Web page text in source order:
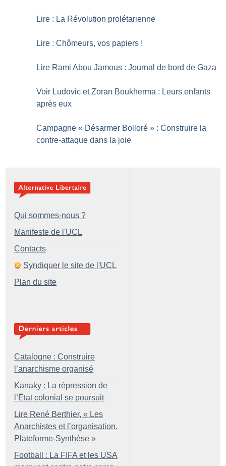
Lire : La Révolution prolétarienne
Lire : Chômeurs, vos papiers !
Lire Rami Abou Jamous : Journal de bord de Gaza
Voir Ludovic et Zoran Boukherma : Leurs enfants
après eux
Campagne « Désarmer Bolloré » : Construire la
contre-attaque dans la joie
Qui sommes-nous ?
Manifeste de l'UCL
Contacts
Syndiquer le site de l'UCL
Plan du site
Catalogne : Construire
l’anarchisme organisé
Kanaky : La répression de
l’État colonial se poursuit
Lire René Berthier, « Les
Anarchistes et l’organisation.
Plateforme-Synthèse »
Football : La FIFA et les USA